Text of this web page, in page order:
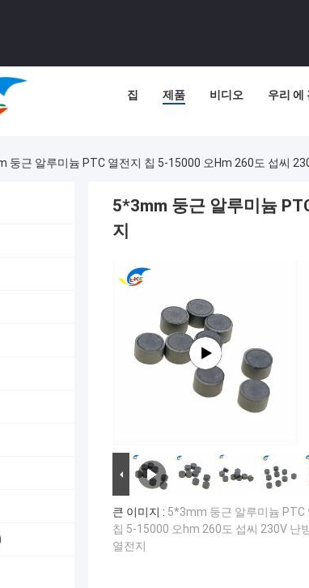
집 제품 비디오 우리 에
둥근 알루미늄 PTC 열전지 칩 5-15000 오hm 260도 섭씨
5*3mm 둥근 알루미늄
지
큰 이미지 : 5*3mm 둥근 알루미늄 PTC
칩 5-15000 오hm 260도 섭씨 230V 난
열전지